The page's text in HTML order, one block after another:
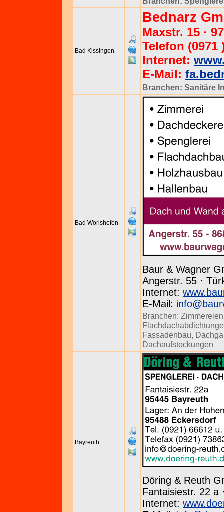
Bad Kissingen
Bednarz
Maxstr. 15 ·
Telefon (0971
Internet:
E-Mail:
Branchen: Sanitäre
Bad Wörishofen
Baur & Wagner
Angerstr. 55 ·
Internet:
E-Mail:
Branchen: Zimmereien
Fassadenbau,
Dachaufstockungen
Bayreuth
Döring & Reuth
Fantaisiestr. 22 a
Internet: